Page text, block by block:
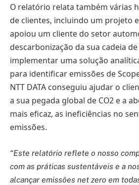
O relatório relata também várias
de clientes, incluindo um projeto
apoiou um cliente do setor
descarbonização da sua cadeia de
implementar uma solução
para identificar emissões de
NTT DATA conseguiu ajudar o
a sua pegada global de CO2 e a
mais eficaz, as ineficiências no
emissões.
“Este relatório reflete o nosso
com as práticas sustentáveis e a
alcançar emissões net zero em